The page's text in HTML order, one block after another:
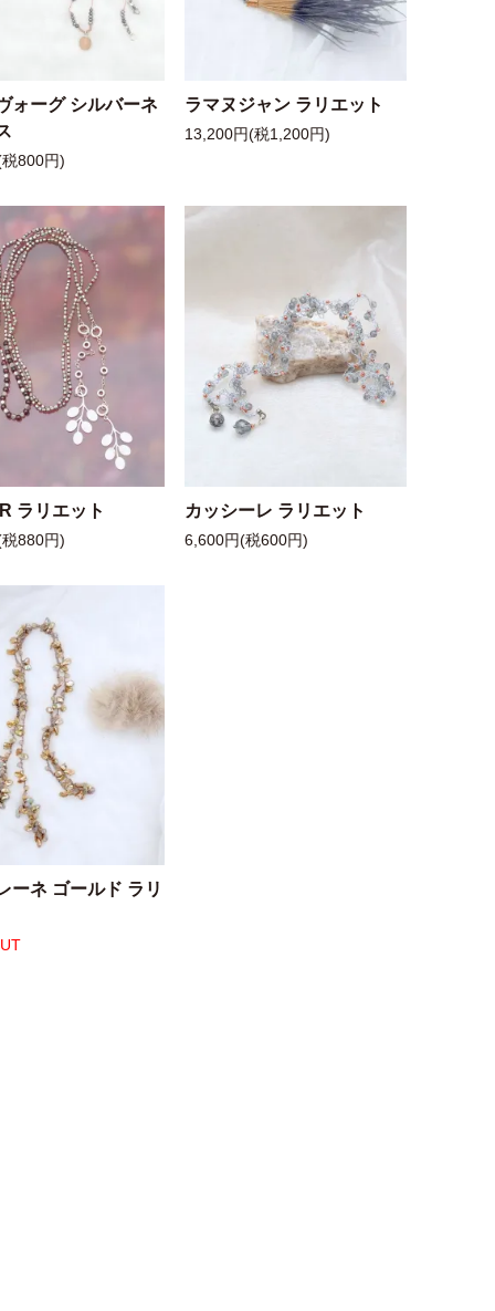
ォーグ シルバーネ
800円)
ラマヌジャン ラリエット
13,200円(税1,200円)
ラリエット
880円)
カッシーレ ラリエット
6,600円(税600円)
ーネ ゴールド ラリ